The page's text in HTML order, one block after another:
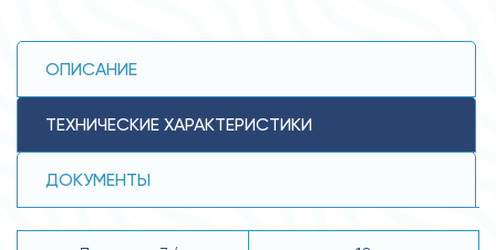
ОПИСАНИЕ
ТЕХНИЧЕСКИЕ ХАРАКТЕРИСТИКИ
ДОКУМЕНТЫ